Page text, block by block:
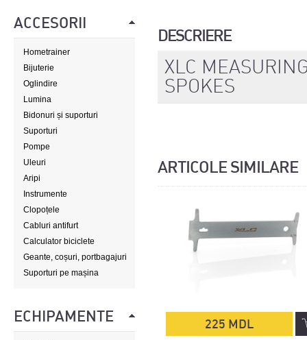
ACCESORII
Hometrainer
Bijuterie
Oglindire
Lumina
Bidonuri și suporturi
Suporturi
Pompe
Uleuri
Aripi
Instrumente
Clopoțele
Cabluri antifurt
Calculator biciclete
Geante, coșuri, portbagajuri
Suporturi pe mașina
ECHIPAMENTE
DESCRIERE
XLC
SPOKES
ARTICOLE SIMILARE
225 MDL